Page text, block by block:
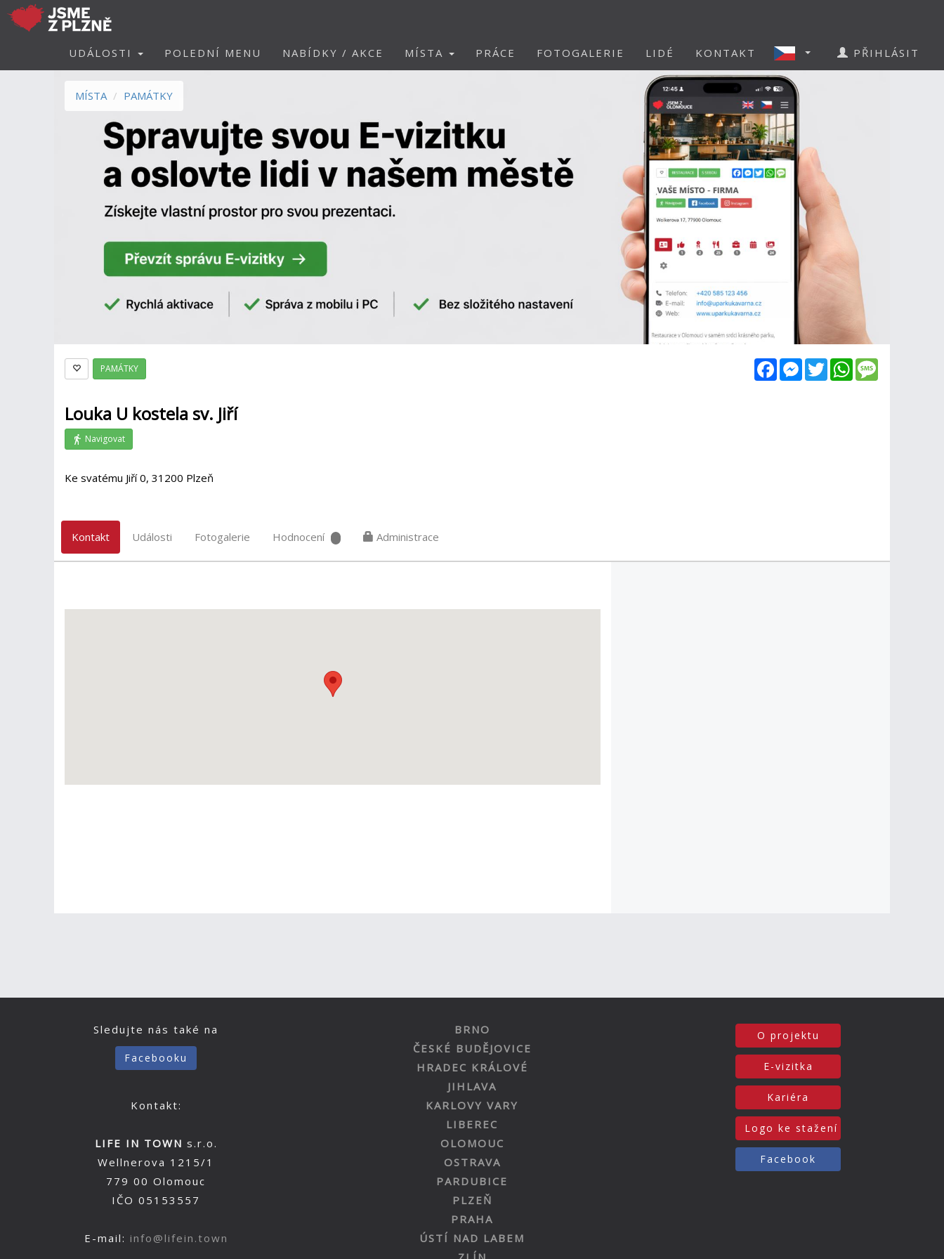
UDÁLOSTI POLEDNÍ MENU NABÍDKY / AKCE MÍSTA PRÁCE FOTOGALERIE LIDÉ KONTAKT PŘIHLÁSIT
MÍSTA PAMÁTKY
FacebookMessenger
TwitterWhatsApp
PAMÁTKY
Louka U kostela sv. Jiří
Navigovat
Ke svatému Jiří 0, 31200 Plzeň
Kontakt Události Fotogalerie Hodnocení Administrace
Sledujte nás také na
Facebooku
Kontakt:
LIFE IN TOWN s.r.o.
Wellnerova 1215/1
779 00 Olomouc
IČO 05153557
E-mail: info@lifein.town
BRNO
ČESKÉ BUDĚJOVICE
HRADEC KRÁLOVÉ
JIHLAVA
KARLOVY VARY
LIBEREC
OLOMOUC
OSTRAVA
PARDUBICE
PLZEŇ
PRAHA
ÚSTÍ NAD LABEM
O projektu
E-vizitka
Kariéra
Logo ke stažení
Facebook